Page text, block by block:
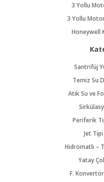
3 Yollu
3 Yollu
Honeywell
Santrifüj
Temiz Su
Atık Su ve
Periferik
Jet
Hidromatlı –
Yatay
F.